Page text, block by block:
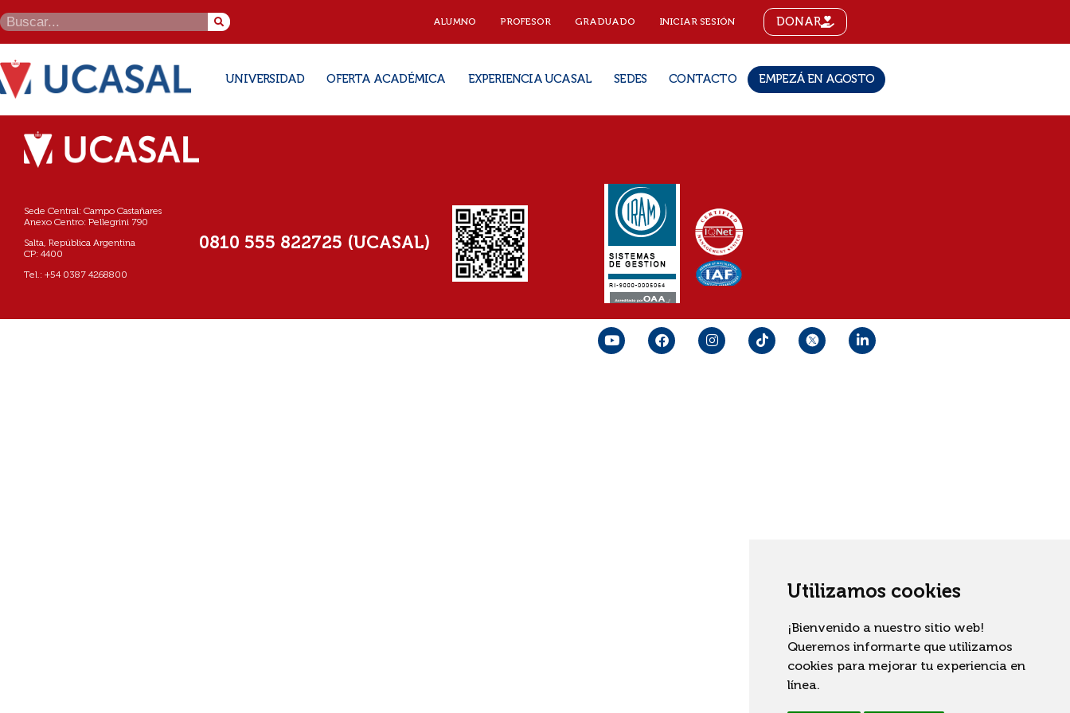
Utilizamos cookies
¡Bienvenido a nuestro sitio web!
Queremos informarte que utilizamos
cookies para mejorar tu experiencia en
línea.
ALUMNO PROFESOR GRADUADO INICIAR SESIÓN DONAR
UNIVERSIDAD OFERTA ACADÉMICA EXPERIENCIA UCASAL SEDES CONTACTO EMPEZÁ EN AGOSTO
Sede Central: Campo Castañares
Anexo Centro: Pellegrini 790
Salta, República Argentina
CP: 4400
Tel.: +54 0387 4268800
0810 555 822725 (UCASAL)